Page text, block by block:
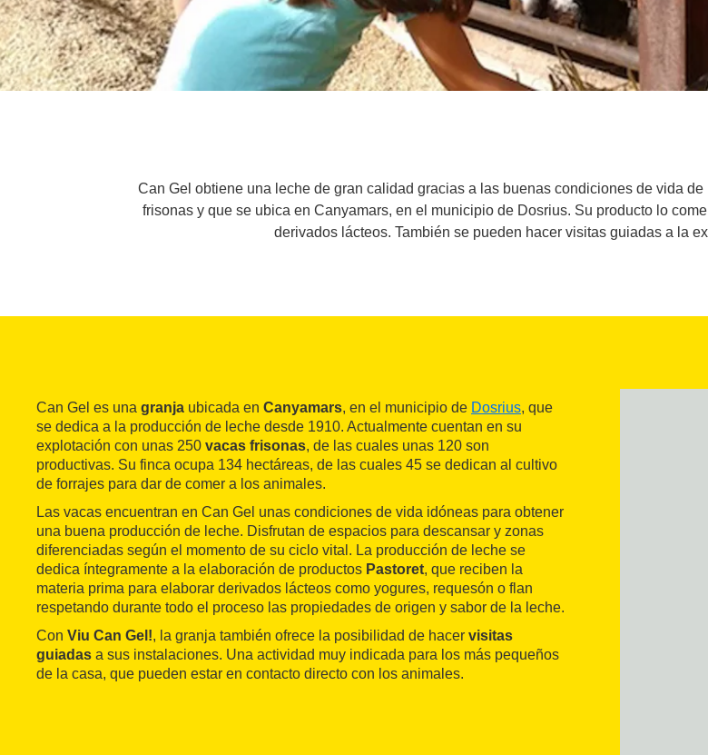
Can Gel obtiene una leche de gran calidad gracias a las buenas condiciones de vida
frisonas y que se ubica en Canyamars, en el municipio de Dosrius. Su producto lo
derivados lácteos. También se pueden hacer visitas guiadas a la
Can Gel es una granja ubicada en Canyamars, en el municipio de Dosrius, que
se dedica a la producción de leche desde 1910. Actualmente cuentan en su
explotación con unas 250 vacas frisonas, de las cuales unas 120 son
productivas. Su finca ocupa 134 hectáreas, de las cuales 45 se dedican al cultivo
de forrajes para dar de comer a los animales.
Las vacas encuentran en Can Gel unas condiciones de vida idóneas para obtener
una buena producción de leche. Disfrutan de espacios para descansar y zonas
diferenciadas según el momento de su ciclo vital. La producción de leche se
dedica íntegramente a la elaboración de productos Pastoret, que reciben la
materia prima para elaborar derivados lácteos como yogures, requesón o flan
respetando durante todo el proceso las propiedades de origen y sabor de la leche.
Con Viu Can Gel!, la granja también ofrece la posibilidad de hacer visitas
guiadas a sus instalaciones. Una actividad muy indicada para los más pequeños
de la casa, que pueden estar en contacto directo con los animales.